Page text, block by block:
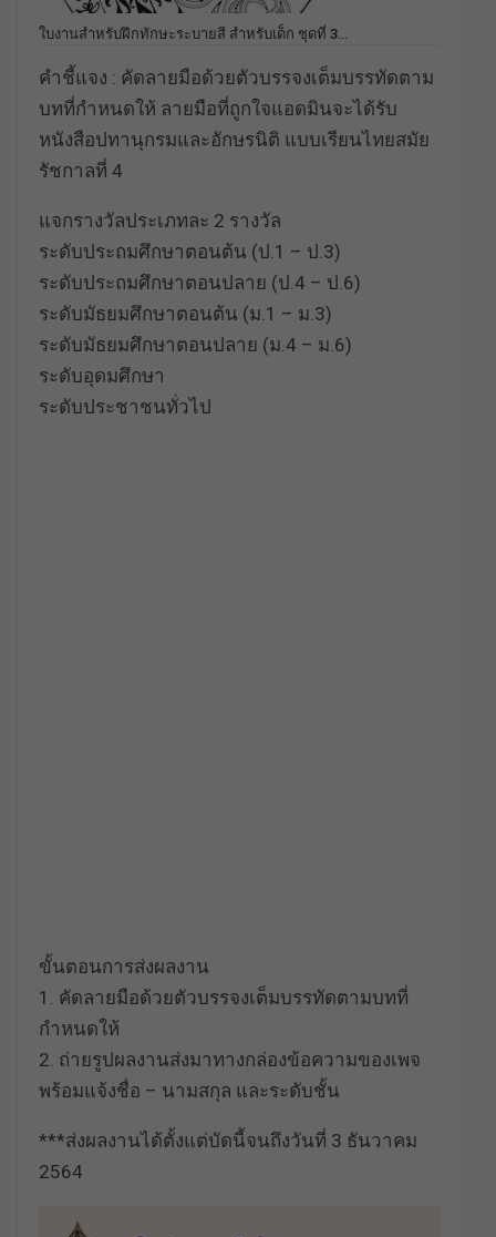
ใบงานสำหรับฝึกทักษะระบายสี สำหรับเด็ก ชุดที่ 3…
คำชี้แจง : คัดลายมือด้วยตัวบรรจงเต็มบรรทัดตาม
บทที่กำหนดให้ ลายมือที่ถูกใจแอดมินจะได้รับ
หนังสือปทานุกรมและอักษรนิติ แบบเรียนไทยสมัย
รัชกาลที่ 4
แจกรางวัลประเภทละ 2 รางวัล
ระดับประถมศึกษาตอนต้น (ป.1 – ป.3)
ระดับประถมศึกษาตอนปลาย (ป.4 – ป.6)
ระดับมัธยมศึกษาตอนต้น (ม.1 – ม.3)
ระดับมัธยมศึกษาตอนปลาย (ม.4 – ม.6)
ระดับอุดมศึกษา
ระดับประชาชนทั่วไป
ขั้นตอนการส่งผลงาน
1. คัดลายมือด้วยตัวบรรจงเต็มบรรทัดตามบทที่
กำหนดให้
2. ถ่ายรูปผลงานส่งมาทางกล่องข้อความของเพจ
พร้อมแจ้งชื่อ – นามสกุล และระดับชั้น
***ส่งผลงานได้ตั้งแต่บัดนี้จนถึงวันที่ 3 ธันวาคม
2564